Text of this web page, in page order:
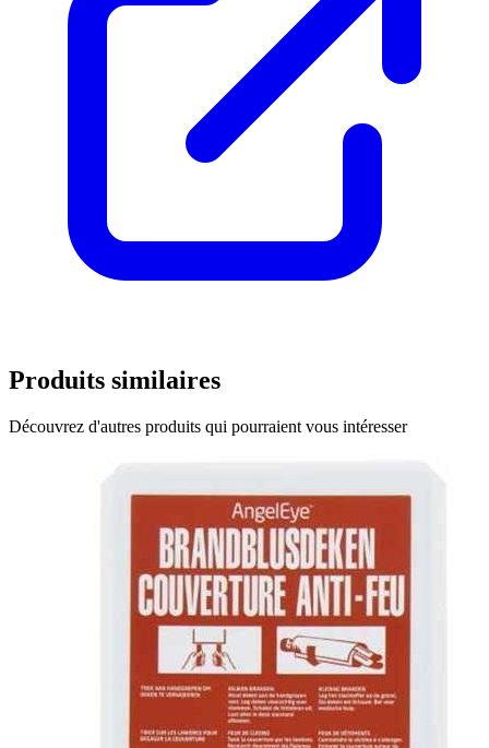
Produits similaires
Découvrez d'autres produits qui pourraient vous intéresser